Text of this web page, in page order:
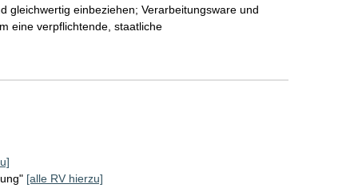
gleichwertig einbeziehen; Verarbeitungsware und
eine verpflichtende, staatliche
[alle RV hierzu]